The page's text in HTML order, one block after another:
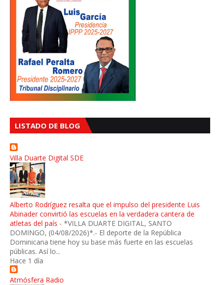
LISTADO DE BLOG
Villa Duarte Digital SDE
Alberto Rodríguez resalta que el impulso del presidente Luis
Abinader convirtió las escuelas en la verdadera cantera de
atletas del país - *VILLA DUARTE DIGITAL, SANTO
DOMINGO, (04/08/2026)*.- El deporte de la República
Dominicana tiene hoy su base más fuerte en las escuelas
públicas. Así lo...
Hace 1 día
Atmósfera Radio